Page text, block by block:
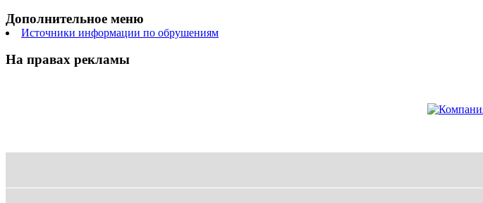
Дополнительное меню
Источники информации по обрушениям
На правах рекламы